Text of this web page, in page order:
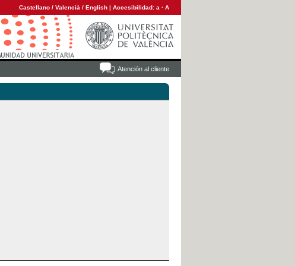
Castellano / Valencià / English | Accesibilidad: a · A
Atención al cliente